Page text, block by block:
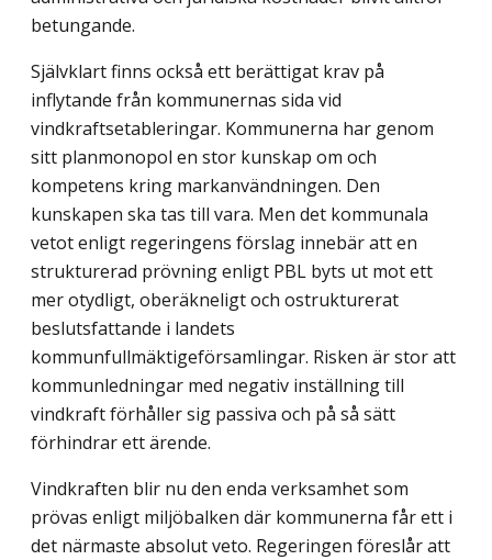
betungande.
Självklart finns också ett berättigat krav på
inflytande från kommunernas sida vid
vindkraftsetableringar. Kommunerna har genom
sitt planmonopol en stor kunskap om och
kompetens kring markanvändningen. Den
kunskapen ska tas till vara. Men det kommunala
vetot enligt regeringens förslag innebär att en
strukturerad prövning enligt PBL byts ut mot ett
mer otydligt, oberäkneligt och ostrukturerat
beslutsfattande i landets
kommunfullmäktigeförsamlingar. Risken är stor att
kommunledningar med negativ inställning till
vindkraft förhåller sig passiva och på så sätt
förhindrar ett ärende.
Vindkraften blir nu den enda verksamhet som
prövas enligt miljöbalken där kommunerna får ett i
det närmaste absolut veto. Regeringen föreslår att